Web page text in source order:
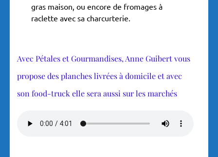
gras maison, ou encore de fromages à
raclette avec sa charcurterie.
Avec Pétales et Gourmandises, Anne Guibert vous
propose des planches livrées à domicile et avec
son food-truck elle sera aussi sur les marchés